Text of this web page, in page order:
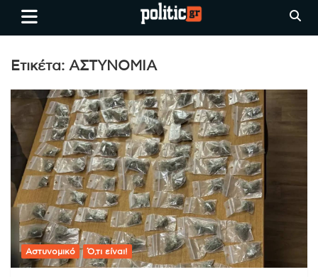
Skip
Ειδήσεις απο τη
Θεσσαλονίκη, την Ελλάδα και
όλο τον Κόσμο
politic.gr
Ετικέτα: ΑΣΤΥΝΟΜΙΑ
Αστυνομικό Ό,τι είναι!